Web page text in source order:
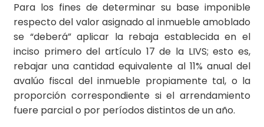
Para los fines de determinar su base imponible
respecto del valor asignado al inmueble amoblado
se “deberá” aplicar la rebaja establecida en el
inciso primero del artículo 17 de la LIVS; esto es,
rebajar una cantidad equivalente al 11% anual del
avalúo fiscal del inmueble propiamente tal, o la
proporción correspondiente si el arrendamiento
fuere parcial o por períodos distintos de un año.